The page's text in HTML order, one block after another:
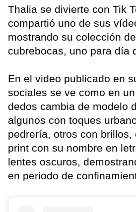
Thalia se divierte con Tik
compartió uno de sus
mostrando su colección
cubrebocas, uno para día
En el video publicado en
sociales se ve como en
dedos cambia de modelo
algunos con toques
pedrería, otros con brillos,
print con su nombre en
lentes oscuros,
en periodo de